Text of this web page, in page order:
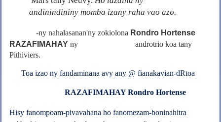
andinindininy momba izany raha vao azo.
-ny nahalasanan'ny zokiolona Rondro Hortense
RAZAFIMAHAY ny androtrio koa tany
Pithiviers.
Toa izao ny fandaminana avy any @ fianakavian-dRtoa
RAZAFIMAHAY Rondro Hortense
Hisy fanompoam-pivavahana ho fanomezam-boninahitra